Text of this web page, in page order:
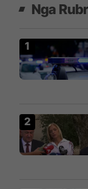
Nga